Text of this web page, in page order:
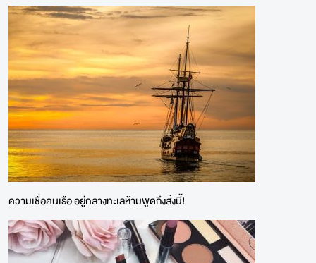
ความเชื่อคนเรือ อยู่กลางทะเลห้ามพูดถึงสิ่งนี้!